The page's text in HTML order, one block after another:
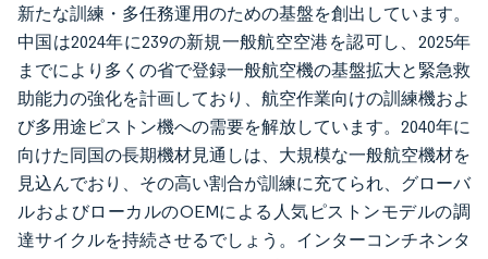
新たな訓練・多任務運用のための基盤を創出しています。
中国は2024年に239の新規一般航空空港を認可し、2025年
までにより多くの省で登録一般航空機の基盤拡大と緊急救
助能力の強化を計画しており、航空作業向けの訓練機およ
び多用途ピストン機への需要を解放しています。2040年に
向けた同国の長期機材見通しは、大規模な一般航空機材を
見込んでおり、その高い割合が訓練に充てられ、グローバ
ルおよびローカルのOEMによる人気ピストンモデルの調
達サイクルを持続させるでしょう。インターコンチネンタ